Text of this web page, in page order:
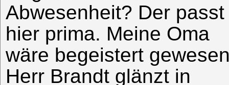
Abwesenheit? Der passt
hier prima. Meine Oma
wäre begeistert
Herr Brandt glänzt in